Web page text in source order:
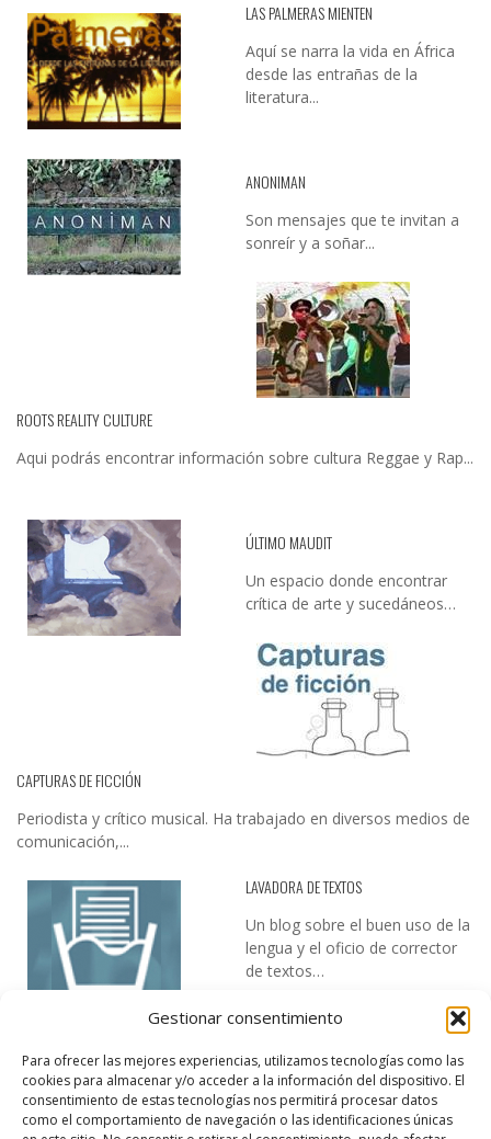
Gestionar consentimiento
Para ofrecer las mejores experiencias, utilizamos tecnologías como las
cookies para almacenar y/o acceder a la información del dispositivo. El
consentimiento de estas tecnologías nos permitirá procesar datos
como el comportamiento de navegación o las identificaciones únicas
LAS PALMERAS MIENTEN
Aquí se narra la vida en África
desde las entrañas de la
literatura...
ANONIMAN
Son mensajes que te invitan a
sonreír y a soñar...
ROOTS REALITY CULTURE
Aqui podrás encontrar información sobre cultura Reggae y Rap...
ÚLTIMO MAUDIT
Un espacio donde encontrar
crítica de arte y sucedáneos…
CAPTURAS DE FICCIÓN
Periodista y crítico musical. Ha trabajado en diversos medios de
comunicación,...
LAVADORA DE TEXTOS
Un blog sobre el buen uso de la
lengua y el oficio de corrector
de textos…